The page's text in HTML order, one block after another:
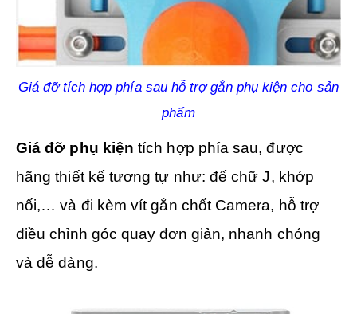
Giá đỡ tích hợp phía sau hỗ trợ gắn phụ kiện cho sản
phẩm
Giá đỡ phụ kiện tích hợp phía sau, được
hãng thiết kế tương tự như: đế chữ J, khớp
nối,… và đi kèm vít gắn chốt Camera, hỗ trợ
điều chỉnh góc quay đơn giản, nhanh chóng
và dễ dàng.